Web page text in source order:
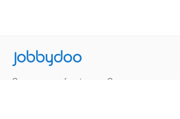
Jobbydoo
Cerca per professione
Cerca per area